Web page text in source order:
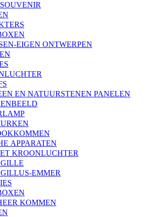
EIGEN ONTWERPEN
EN NATUURSTENEN PANELEN
APPARATEN
KROONLUCHTER
EMMER
KOMMEN